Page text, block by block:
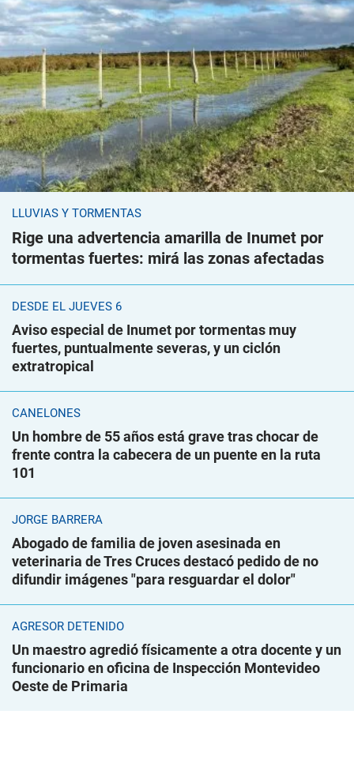
LLUVIAS Y TORMENTAS
Rige una advertencia amarilla de Inumet por
tormentas fuertes: mirá las zonas afectadas
DESDE EL JUEVES 6
Aviso especial de Inumet por tormentas muy
fuertes, puntualmente severas, y un ciclón
extratropical
CANELONES
Un hombre de 55 años está grave tras chocar de
frente contra la cabecera de un puente en la ruta
101
JORGE BARRERA
Abogado de familia de joven asesinada en
veterinaria de Tres Cruces destacó pedido de no
difundir imágenes "para resguardar el dolor"
AGRESOR DETENIDO
Un maestro agredió físicamente a otra docente y un
funcionario en oficina de Inspección Montevideo
Oeste de Primaria